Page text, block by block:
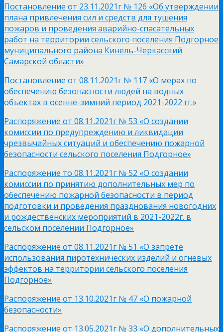
Постановление от 23.11.2021г № 126 «Об утверждении
плана привлечения сил и средств для тушения
пожаров и проведения аварийно-спасательных
работ на территории сельского поселения Подгорное
муниципального района Кинель-Черкасский
Самарской области»
Постановление от 08.11.2021г № 117 «О мерах по
обеспечению безопасности людей на водных
объектах в осенне-зимний период 2021-2022 гг.»
Распоряжение от 08.11.2021г № 53 «О создании
комиссии по предупреждению и ликвидации
чрезвычайных ситуаций и обеспечению пожарной
безопасности сельского поселения Подгорное»
Распоряжение то 08.11.2021г № 52 «О создании
комиссии по принятию дополнительных мер по
обеспечению пожарной безопасности в период
подготовки и проведения празднования новогодних
и рождественских мероприятий в 2021-2022г. в
сельском поселении Подгорное»
Распоряжение от 08.11.2021г № 51 «О запрете
использования пиротехнических изделий и огневых
эффектов на территории сельского поселения
Подгорное»
Распоряжение от 13.10.2021г № 47 «О пожарной
безопасности»
Распоряжение от 13.05.2021г № 33 «О дополнительных